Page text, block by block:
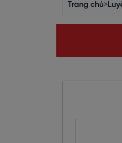
Trang chủ>